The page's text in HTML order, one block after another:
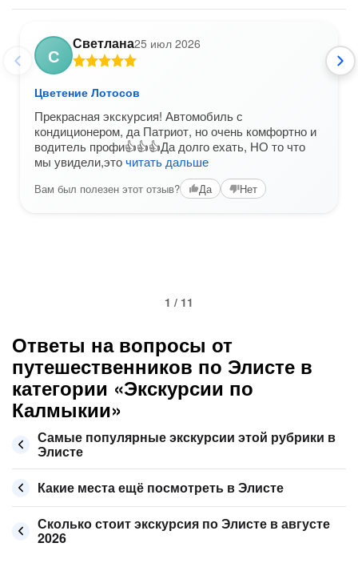
С
Светлана25 июл 2026
Цветение Лотосов
Прекрасная экскурсия! Автомобиль с
кондиционером, да Патриот, но очень комфортно и
водитель профи👍👍👍Да долго ехать, НО то что
мы увидели,эточитать дальше
Вам был полезен этот отзыв? Да Нет
1 / 11
Ответы на вопросы от
путешественников по Элисте в
категории «Экскурсии по
Калмыкии»
Самые популярные экскурсии этой рубрики в
Элисте
Какие места ещё посмотреть в Элисте
Сколько стоит экскурсия по Элисте в августе
2026